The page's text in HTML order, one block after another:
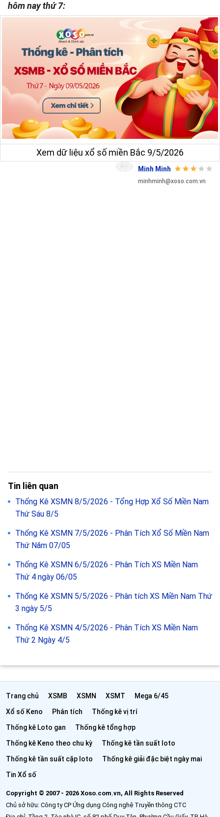
hôm nay thứ 7:
Xem dữ liệu xổ số miền Bắc 9/5/2026
Minh Minh
minhminh@xoso.com.vn
Tin liên quan
Thống Kê XSMN 8/5/2026 - Tổng Hợp Xổ Số Miền Nam
Thứ Sáu 8/5
Thống Kê XSMN 7/5/2026 - Phân Tích Xổ Số Miền Nam
Thứ Năm 07/05
Thống Kê XSMN 6/5/2026 - Phân Tích XS Miền Nam
Thứ 4 ngày 06/05
Thống Kê XSMN 5/5/2026 - Phân tích XS Miền Nam Thứ
3 ngày 5/5
Thống Kê XSMN 4/5/2026 - Phân Tích XS Miền Nam
Thứ 2 Ngày 4/5
Trang chủ XSMB XSMN XSMT
Mega 6/45
Xổ số Keno
Phân tích
Thống kê vị trí
Thống kê Loto gan
Thống kê tổng hợp
Thống kê Keno theo chu kỳ
Thống kê tần suất loto
Thống kê tần suất cặp loto
Thống kê giải đặc biệt ngày mai
Tin Xổ số
Copyright © 2007 - 2026 Xoso.com.vn, All Rights Reserved
Chủ sở hữu: Công ty CP Ứng dụng Công nghệ Truyền thông CTC